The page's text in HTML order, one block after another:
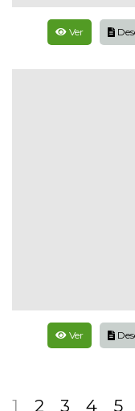
Ver
Ver
1 2 3 4 5